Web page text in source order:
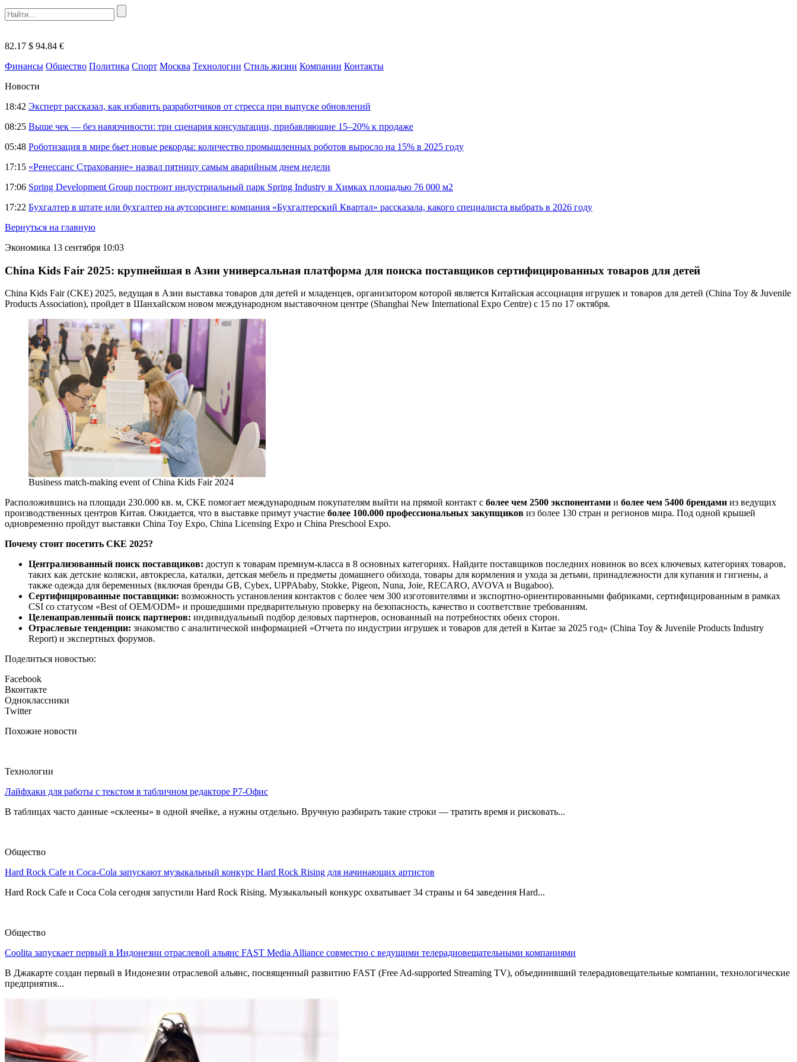
82.17 $ 94.84 €
Финансы Общество Политика Спорт Москва Технологии Стиль жизни Компании Контакты
Новости
18:42 Эксперт рассказал, как избавить разработчиков от стресса при выпуске обновлений
08:25 Выше чек — без навязчивости: три сценария консультации, прибавляющие 15–20% к продаже
05:48 Роботизация в мире бьет новые рекорды: количество промышленных роботов выросло на 15% в 2025 году
17:15 «Ренессанс Страхование» назвал пятницу самым аварийным днем недели
17:06 Spring Development Group построит индустриальный парк Spring Industry в Химках площадью 76 000 м2
17:22 Бухгалтер в штате или бухгалтер на аутсорсинге: компания «Бухгалтерский Квартал» рассказала, какого специалиста выбрать в 2026 году
Вернуться на главную
Экономика 13 сентября 10:03
China Kids Fair 2025: крупнейшая в Азии универсальная платформа для поиска поставщиков сертифицированных товаров для детей
China Kids Fair (CKE) 2025, ведущая в Азии выставка товаров для детей и младенцев, организатором которой является Китайская ассоциация игрушек и товаров для детей (China Toy & Juvenile
Products Association), пройдет в Шанхайском новом международном выставочном центре (Shanghai New International Expo Centre) с 15 по 17 октября.
Business match-making event of China Kids Fair 2024
Расположившись на площади 230.000 кв. м, CKE помогает международным покупателям выйти на прямой контакт с более чем 2500 экспонентами и более чем 5400 брендами из ведущих
производственных центров Китая. Ожидается, что в выставке примут участие более 100.000 профессиональных закупщиков из более 130 стран и регионов мира. Под одной крышей
одновременно пройдут выставки China Toy Expo, China Licensing Expo и China Preschool Expo.
Почему стоит посетить CKE 2025?
Централизованный поиск поставщиков: доступ к товарам премиум-класса в 8 основных категориях. Найдите поставщиков последних новинок во всех ключевых категориях товаров,
таких как детские коляски, автокресла, каталки, детская мебель и предметы домашнего обихода, товары для кормления и ухода за детьми, принадлежности для купания и гигиены, а
также одежда для беременных (включая бренды GB, Cybex, UPPAbaby, Stokke, Pigeon, Nuna, Joie, RECARO, AVOVA и Bugaboo).
Сертифицированные поставщики: возможность установления контактов с более чем 300 изготовителями и экспортно-ориентированными фабриками, сертифицированным в рамках
CSI со статусом «Best of OEM/ODM» и прошедшими предварительную проверку на безопасность, качество и соответствие требованиям.
Целенаправленный поиск партнеров: индивидуальный подбор деловых партнеров, основанный на потребностях обеих сторон.
Отраслевые тенденции: знакомство с аналитической информацией «Отчета по индустрии игрушек и товаров для детей в Китае за 2025 год» (China Toy & Juvenile Products Industry
Report) и экспертных форумов.
Поделиться новостью:
Facebook
Вконтакте
Одноклассники
Twitter
Похожие новости
Технологии
Лайфхаки для работы с текстом в табличном редакторе Р7-Офис
В таблицах часто данные «склеены» в одной ячейке, а нужны отдельно. Вручную разбирать такие строки — тратить время и рисковать...
Общество
Hard Rock Cafe и Coca-Cola запускают музыкальный конкурс Hard Rock Rising для начинающих артистов
Hard Rock Cafe и Coca Cola сегодня запустили Hard Rock Rising. Музыкальный конкурс охватывает 34 страны и 64 заведения Hard...
Общество
Coolita запускает первый в Индонезии отраслевой альянс FAST Media Alliance совместно с ведущими телерадиовещательными компаниями
В Джакарте создан первый в Индонезии отраслевой альянс, посвященный развитию FAST (Free Ad-supported Streaming TV), объединивший телерадиовещательные компании, технологические
предприятия...